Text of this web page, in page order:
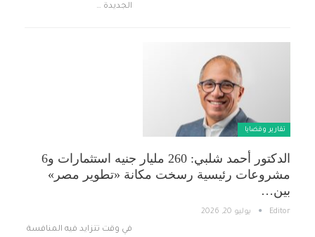
الجديدة …
تقارير وقضايا ​
الدكتور أحمد شلبي: 260 مليار جنيه استثمارات و6
مشروعات رئيسية رسخت مكانة «تطوير مصر»
بين…
Editor يوليو 20, 2026
في وقت تتزايد فيه المنافسة